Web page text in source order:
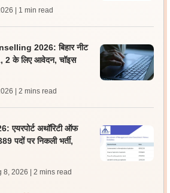
| 1 min read
2026: बिहार नीट
2 के लिए आवेदन, चॉइस
| 2 mins read
अथॉरिटी ऑफ
पदों पर निकली भर्ती,
8, 2026 | 2 mins read